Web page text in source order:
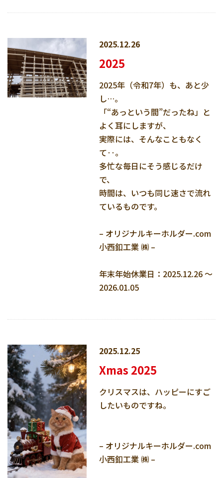
2025.12.26
2025
2025年（令和7年）も、あと少
し…。
「“あっという間”だったね」と
よく耳にしますが、
実際には、そんなこともなく
て‥。
多忙な毎日にそう感じるだけ
で、
時間は、いつも同じ速さで流れ
ているものです。
– オリジナルキーホルダー.com
小西釦工業 ㈱ –
年末年始休業日：2025.12.26 ～
2026.01.05
2025.12.25
Xmas 2025
クリスマスは、ハッピーにすご
したいものですね。
– オリジナルキーホルダー.com
小西釦工業 ㈱ –